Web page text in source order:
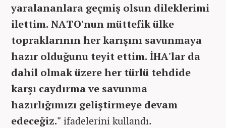
yaralananlara geçmiş olsun dileklerimi
ilettim. NATO'nun müttefik ülke
topraklarının her karışını savunmaya
hazır olduğunu teyit ettim. İHA'lar da
dahil olmak üzere her türlü tehdide
karşı caydırma ve savunma
hazırlığımızı geliştirmeye devam
edeceğiz." ifadelerini kullandı.